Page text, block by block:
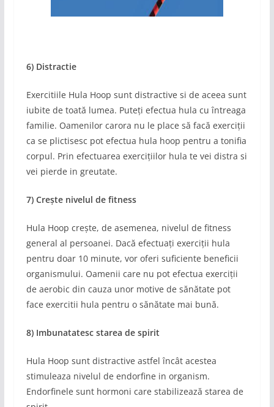
6) Distractie
Exercitiile Hula Hoop sunt distractive si de aceea sunt
iubite de toată lumea. Puteți efectua hula cu întreaga
familie. Oamenilor carora nu le place să facă exerciții
ca se plictisesc pot efectua hula hoop pentru a tonifia
corpul. Prin efectuarea exercițiilor hula te vei distra si
vei pierde in greutate.
7) Crește nivelul de fitness
Hula Hoop crește, de asemenea, nivelul de fitness
general al persoanei. Dacă efectuați exerciții hula
pentru doar 10 minute, vor oferi suficiente beneficii
organismului. Oamenii care nu pot efectua exerciții
de aerobic din cauza unor motive de sănătate pot
face exercitii hula pentru o sănătate mai bună.
8) Imbunatatesc starea de spirit
Hula Hoop sunt distractive astfel încât acestea
stimuleaza nivelul de endorfine in organism.
Endorfinele sunt hormoni care stabilizează starea de